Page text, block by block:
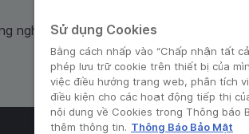
nghệ và Dịch Vụ Moca cung cấp. Mã
Sử dụng Cookies
Bằng cách nhấp vào “Chấp nhận tất
phép lưu trữ cookie trên thiết bị của
việc điều hướng trang web, phân tích
điều kiện cho các hoạt động tiếp thị
nội dung về Cookies trong Thông báo
thêm thông tin. Thông Báo Bảo Mật